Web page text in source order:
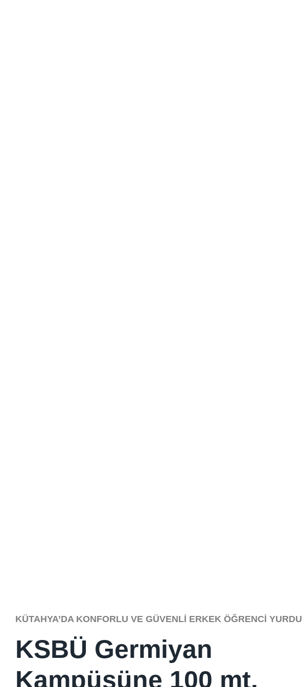
KÜTAHYA’DA KONFORLU VE GÜVENLI ERKEK ÖĞRENCI YURDU
KSBÜ Germiyan
Kampüsüne 100 mt.